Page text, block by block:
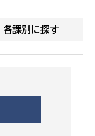
各課別に探す